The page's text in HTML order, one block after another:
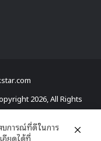
2026, All Rights
บการณ์ที่ดีในการ
อียดได้ที่